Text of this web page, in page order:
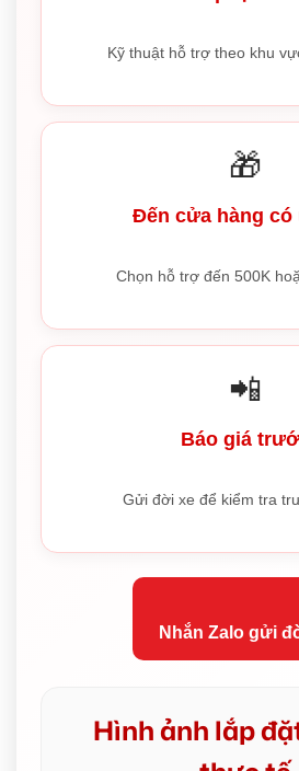
Kỹ thuật hỗ trợ theo khu
🎁
Đến cửa hàng có
Chọn hỗ trợ đến 500K
📲
Báo giá
Gửi đời xe để kiểm tra
Nhắn Zalo gửi
Hình ảnh lắp